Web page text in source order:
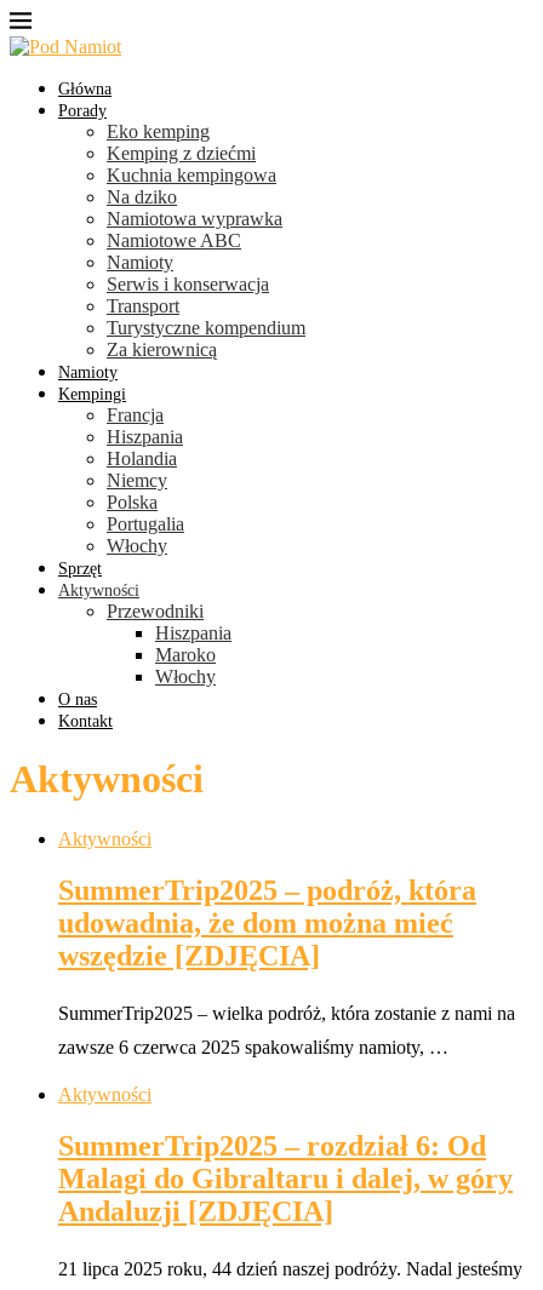
Główna
Porady
Eko kemping
Kemping z dziećmi
Kuchnia kempingowa
Na dziko
Namiotowa wyprawka
Namiotowe ABC
Namioty
Serwis i konserwacja
Transport
Turystyczne kompendium
Za kierownicą
Namioty
Kempingi
Francja
Hiszpania
Holandia
Niemcy
Polska
Portugalia
Włochy
Sprzęt
Aktywności
Przewodniki
Hiszpania
Maroko
Włochy
O nas
Kontakt
Aktywności
Aktywności
SummerTrip2025 – podróż, która
udowadnia, że dom można mieć
wszędzie [ZDJĘCIA]
SummerTrip2025 – wielka podróż, która zostanie z nami na
zawsze 6 czerwca 2025 spakowaliśmy namioty, …
Aktywności
SummerTrip2025 – rozdział 6: Od
Malagi do Gibraltaru i dalej, w góry
Andaluzji [ZDJĘCIA]
21 lipca 2025 roku, 44 dzień naszej podróży. Nadal jesteśmy